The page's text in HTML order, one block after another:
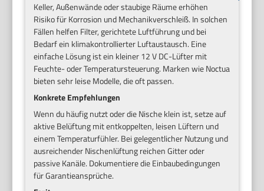
Keller, Außenwände oder staubige Räume erhöhen
Risiko für Korrosion und Mechanikverschleiß. In solchen
Fällen helfen Filter, gerichtete Luftführung und bei
Bedarf ein klimakontrollierter Luftaustausch. Eine
einfache Lösung ist ein kleiner 12 V DC-Lüfter mit
Feuchte- oder Temperatursteuerung. Marken wie Noctua
bieten sehr leise Modelle, die oft passen.
Konkrete Empfehlungen
Wenn du häufig nutzt oder die Nische klein ist, setze auf
aktive Belüftung mit entkoppelten, leisen Lüftern und
einem Temperaturfühler. Bei gelegentlicher Nutzung und
ausreichender Nischenlüftung reichen Gitter oder
passive Kanäle. Dokumentiere die Einbaubedingungen
für Garantieansprüche.